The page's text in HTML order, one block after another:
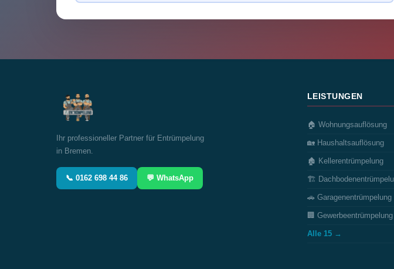
Ihr professioneller Partner für Entrümpelung
in Bremen.
📞 0162 698 44 86 💬 WhatsApp
LEISTUNGEN
🏠 Wohnungsauflösung
🏡 Haushaltsauflösung
🏚️ Kellerentrümpelung
🏗️
🚗 Garagenentrümpelung
🏢 Gewerbeentrümpelung
Alle 15 →